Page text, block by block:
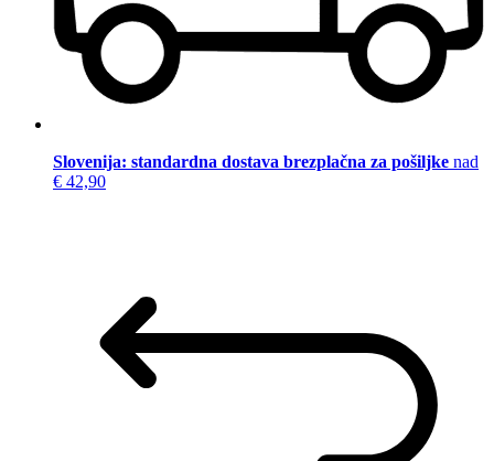
Slovenija: standardna dostava brezplačna za pošiljke nad
€ 42,90